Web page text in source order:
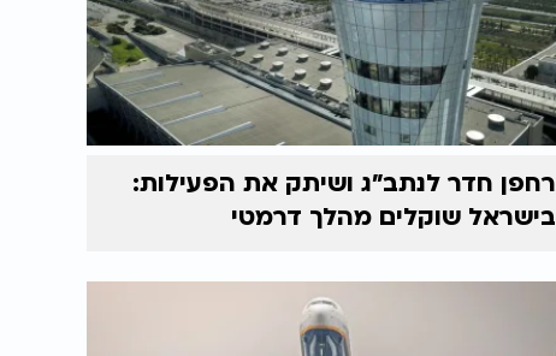
רחפן חדר לנתב"ג ושיתק את הפעילות:
בישראל שוקלים מהלך דרמטי